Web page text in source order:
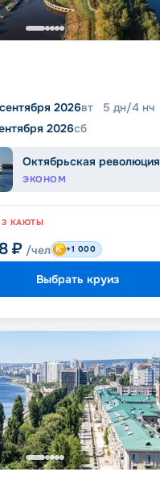
2026вт 5 дн/4 нч
2026сб
Октябрьская революция
ЭКОНОМ
3 КАЮТЫ
₽ /чел +1 000
Выбрать круиз